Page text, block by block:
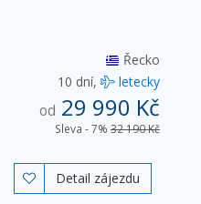
Řecko
10 dní,
letecky
od 29 990 Kč
Sleva - 7% 32 190 Kč
 Detail zájezdu